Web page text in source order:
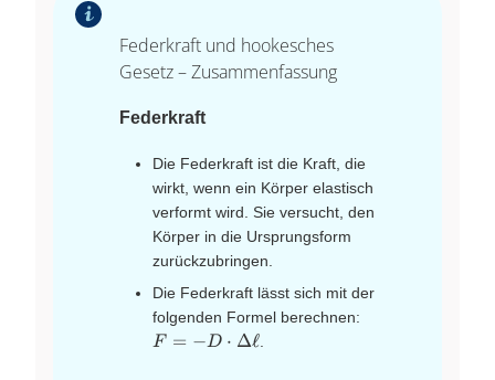
Federkraft und hookesches
Gesetz – Zusammenfassung
Federkraft
Die Federkraft ist die Kraft, die
wirkt, wenn ein Körper elastisch
verformt wird. Sie versucht, den
Körper in die Ursprungsform
zurückzubringen.
Die Federkraft lässt sich mit der
folgenden Formel berechnen:
F = −D ⋅ Δℓ.